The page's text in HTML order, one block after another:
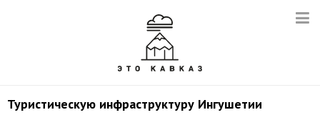
Туристическую инфраструктуру Ингушетии